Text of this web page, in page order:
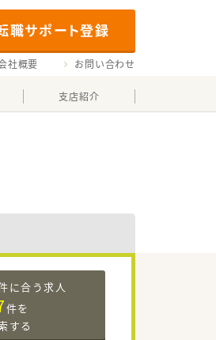
職サポート登録
社概要 お問い合わせ
支店紹介
に合う求人
件を
する